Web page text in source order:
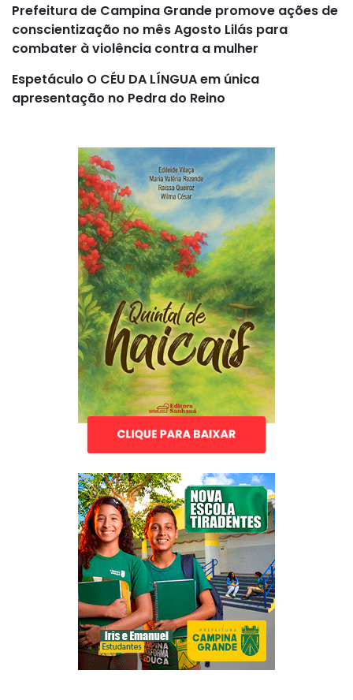
Prefeitura de Campina Grande promove ações de
conscientização no mês Agosto Lilás para
combater à violência contra a mulher
Espetáculo O CÉU DA LÍNGUA em única
apresentação no Pedra do Reino